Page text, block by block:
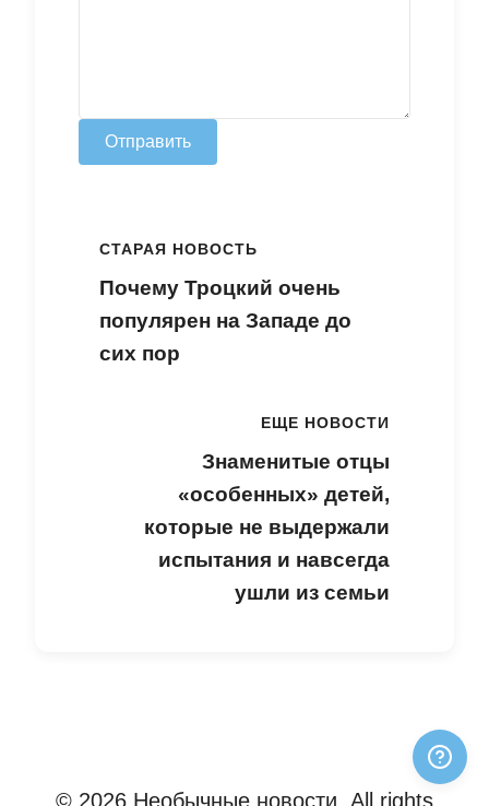
Отправить
СТАРАЯ НОВОСТЬ
Почему Троцкий очень
популярен на Западе до
сих пор
ЕЩЕ НОВОСТИ
Знаменитые отцы
«особенных» детей,
которые не выдержали
испытания и навсегда
ушли из семьи
© 2026 Необычные новости. All rights